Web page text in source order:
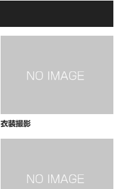
衣装撮影